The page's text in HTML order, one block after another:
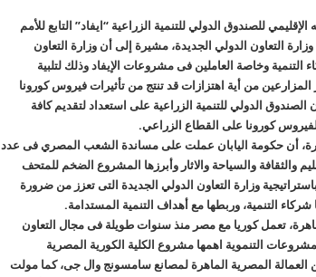
للصندوق الدولي للتنمية الزراعية “ايفاد” التابع للأمم
التعاون الدولي الجديدة، مشيرة إلى أن وزارة التعاون
وخاصة العاملين فى مشروعات الإيفاد وذلك لتلبية
من أية اهتزازات قد تنتج من تأثيرات فيروس كورونا
الدولي للتنمية الزراعية على استعداد لتقديم كافة
كورونا على القطاع الزراعي.
أن حكومة اليابان عملت على مساندة الشعب المصري فى عدد
والثقافة والسياحة والاثار وأبرزها المشروع الضخم للمتحف
وزارة التعاون الدولي الجديدة التى تعزز من ضرورة
التنمية، وربطها مع أهداف التنمية المستدامة.
تعمل كوريا مع مصر منذ سنوات طويلة فى مجال التعاون
التنموية اهمها مشروع الكلية الكورية المصرية
العمالة المصرية الماهرة لمصانع سامسونج وال جى، كما مولت